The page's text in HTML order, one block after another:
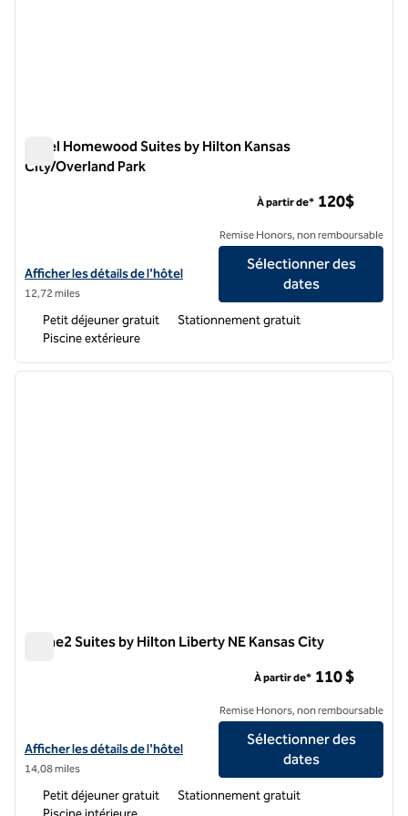
Hôtel Homewood Suites by Hilton Kansas
City/Overland Park
Afficher les détails de l'hôtel Homewood Suites by Hilton Kansas
Afficher les détails de l'hôtel
12,72 miles
À partir de* 120$
Remise Honors, non remboursable
Sélectionner des
dates
Petit déjeuner gratuit
Stationnement gratuit
Piscine extérieure
1 sur 12
Home2 Suites by Hilton Liberty NE Kansas City
Afficher les détails de l'hôtel Home2 Suites by Hilton Liberty NE
Afficher les détails de l'hôtel
14,08 miles
À partir de* 110 $
Remise Honors, non remboursable
Sélectionner des
dates
Petit déjeuner gratuit
Stationnement gratuit